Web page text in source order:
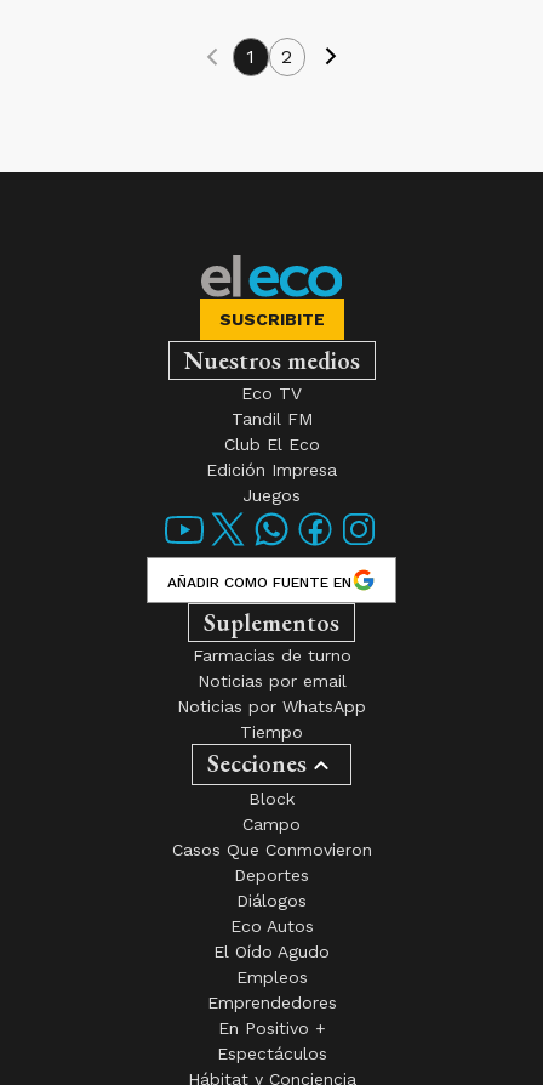
SUSCRIBITE
Nuestros medios
Tandil FM
Club El Eco
Edición Impresa
Juegos
AÑADIR COMO FUENTE EN
Suplementos
Noticias por email
Noticias por WhatsApp
Tiempo
Secciones
Block
Campo
Casos Que Conmovieron
Deportes
Diálogos
Eco Autos
El Oído Agudo
Empleos
Emprendedores
En Positivo +
Espectáculos
Hábitat y Conciencia
Historias
Instruyendo al Ciudadano